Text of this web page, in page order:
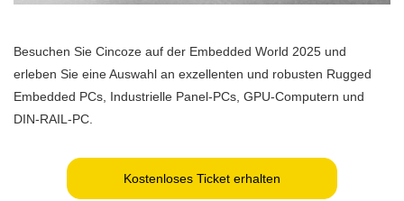
Besuchen Sie Cincoze auf der Embedded World 2025 und
erleben Sie eine Auswahl an exzellenten und robusten Rugged
Embedded PCs, Industrielle Panel-PCs, GPU-Computern und
DIN-RAIL-PC.
Kostenloses Ticket erhalten